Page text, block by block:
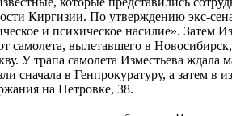
Киргизии. По утверждению экс-
и психическое насилие». Затем
самолета, вылетавшего в Новосибирск,
У трапа самолета Изместьева ждала
сначала в Генпрокуратуру, а затем в
на Петровке, 38.